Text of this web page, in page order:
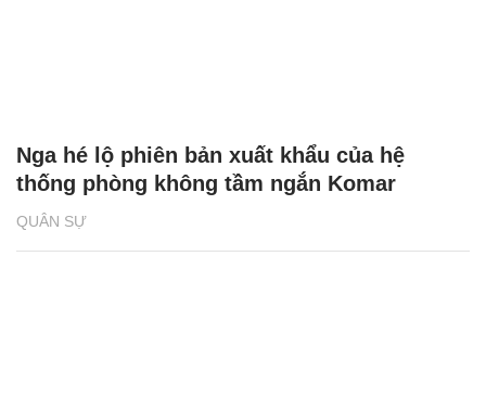
QUÂN SỰ
Nga hé lộ phiên bản xuất khẩu của hệ
thống phòng không tầm ngắn Komar